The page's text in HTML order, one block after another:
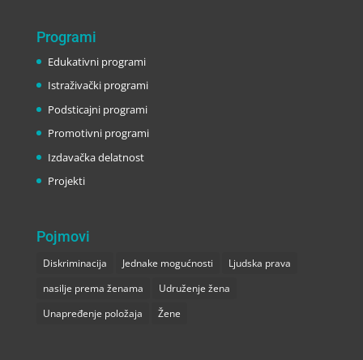
Programi
Edukativni programi
Istraživački programi
Podsticajni programi
Promotivni programi
Izdavačka delatnost
Projekti
Pojmovi
Diskriminacija Jednake mogućnosti
Ljudska prava
nasilje prema ženama
Udruženje žena
Unapređenje položaja
Žene